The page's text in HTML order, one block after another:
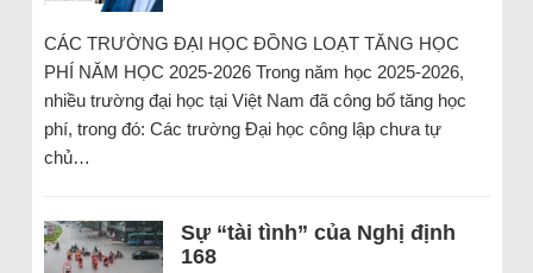
CÁC TRƯỜNG ĐẠI HỌC ĐỒNG LOẠT TĂNG HỌC
PHÍ NĂM HỌC 2025-2026 Trong năm học 2025-2026,
nhiều trường đại học tại Việt Nam đã công bố tăng học
phí, trong đó: Các trường Đại học công lập chưa tự
chủ…
Sự “tài tình” của Nghị định
168